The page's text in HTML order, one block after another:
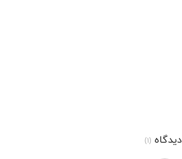
دیدگاه (1)